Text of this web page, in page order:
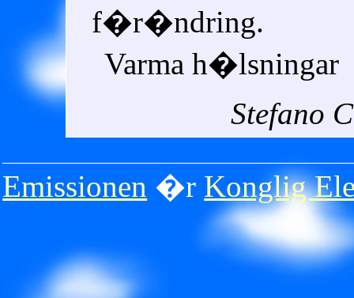
f�r�ndring.
Varma h�lsningar
Stefano
Emissionen �r Konglig